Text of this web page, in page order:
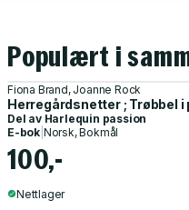
Populært i
Fiona Brand, Joanne Rock
Herregårdsnetter ; Trøbbel i
Del av Harlequin passion
E-bok Norsk, Bokmål
100,-
Nettlager